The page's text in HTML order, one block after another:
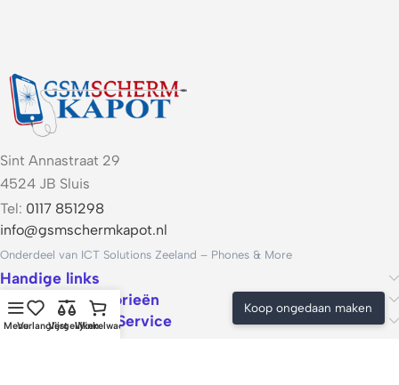
Sint Annastraat 29
4524 JB Sluis
Tel: 0117 851298
info@gsmschermkapot.nl
Onderdeel van ICT Solutions Zeeland – Phones & More
Handige links
Populaire categorieën
Voorwaarden & Service
MenuVerlanglijstVergelijkenWinkelwagen
Koop ongedaan maken